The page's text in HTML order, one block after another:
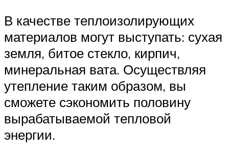
В качестве теплоизолирующих
материалов могут выступать: сухая
земля, битое стекло, кирпич,
минеральная вата. Осуществляя
утепление таким образом, вы
сможете сэкономить половину
вырабатываемой тепловой
энергии.